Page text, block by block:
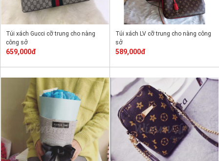
Túi xách Gucci cỡ trung cho nàng
công sở
659,000đ
Túi xách LV cỡ trung cho nàng công
sở
589,000đ